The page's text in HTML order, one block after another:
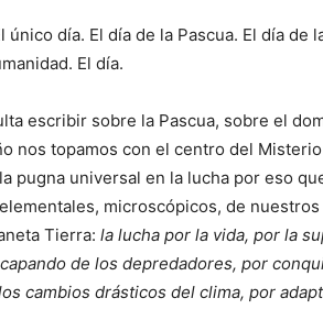
único día. El día de la Pascua. El día de
El día.
escribir sobre la Pascua, sobre el
nos topamos con el centro del
pugna universal en la lucha por eso
microscópicos, de
Tierra: la lucha por la vida, por la
de los depredadores, por
cambios drásticos del clima, por